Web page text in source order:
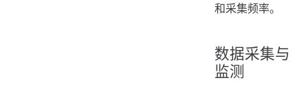
和采集频率。
数据采集与
监测